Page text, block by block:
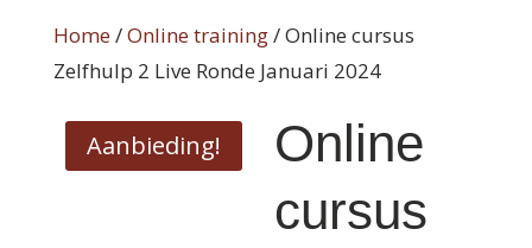
Home/Online training/ Online cursus
Zelfhulp 2 Live Ronde Januari 2024
Aanbieding!
Online
cursus